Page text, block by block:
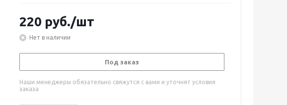
220 руб./шт
Нет в наличии
Под заказ
Наши менеджеры обязательно свяжутся с вами и уточнят условия
заказа